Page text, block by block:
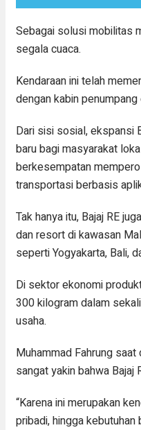
Sebagai solusi mobilitas
segala cuaca.
Kendaraan ini telah
dengan kabin
Dari sisi sosial, ekspansi
baru bagi masyarakat
berkesempatan
transportasi berbasis
Tak hanya itu, Bajaj RE
dan resort di kawasan
seperti Yogyakarta, Bali,
Di sektor ekonomi
300 kilogram dalam
usaha.
Muhammad Fahrung
sangat yakin bahwa Bajaj
“Karena ini merupakan
pribadi, hingga